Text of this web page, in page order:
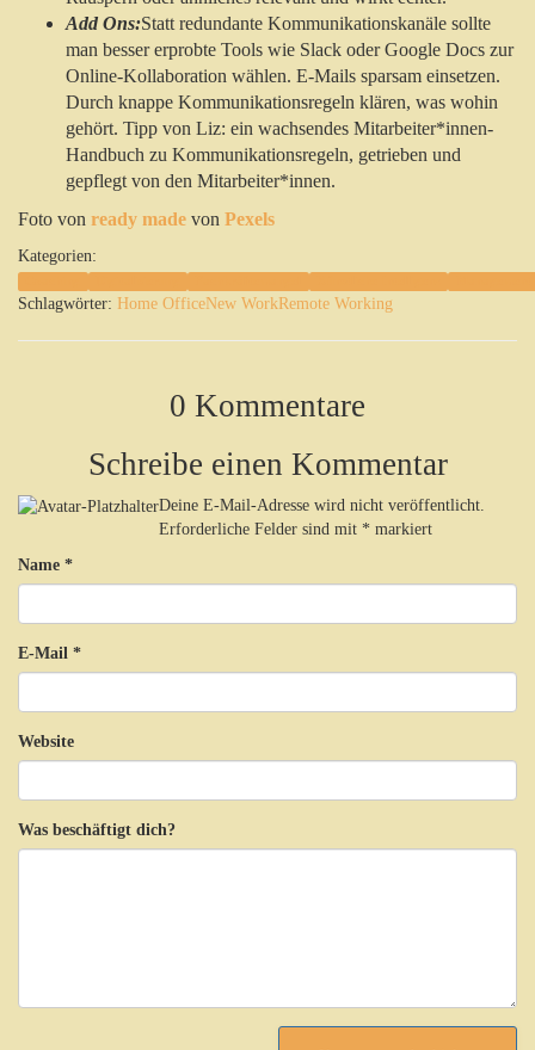
Add Ons:Statt redundante Kommunikationskanäle sollte
man besser erprobte Tools wie Slack oder Google Docs zur
Online-Kollaboration wählen. E-Mails sparsam einsetzen.
Durch knappe Kommunikationsregeln klären, was wohin
gehört. Tipp von Liz: ein wachsendes Mitarbeiter*innen-
Handbuch zu Kommunikationsregeln, getrieben und
gepflegt von den Mitarbeiter*innen.
Foto von ready made von Pexels
Kategorien:
Schlagwörter: Home OfficeNew WorkRemote Working
0 Kommentare
Schreibe einen Kommentar
Deine E-Mail-Adresse wird nicht veröffentlicht.
Erforderliche Felder sind mit * markiert
Name *
E-Mail *
Website
Was beschäftigt dich?